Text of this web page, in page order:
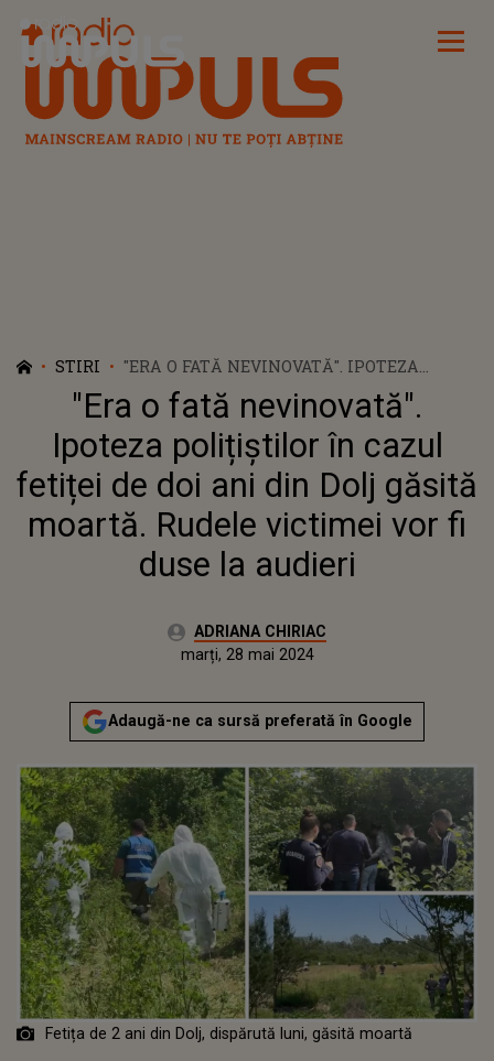
Radio Impuls
STIRI
"ERA O FATĂ NEVINOVATĂ". IPOTEZA
POLIȚIȘTILOR ÎN CAZUL FETIȚEI DE DOI
ANI DIN DOLJ GĂSITĂ MOARTĂ. RUDELE
VICTIMEI VOR FI DUSE LA AUDIERI
"Era o fată nevinovată".
Ipoteza polițiștilor în cazul
fetiței de doi ani din Dolj găsită
moartă. Rudele victimei vor fi
duse la audieri
Autor:ADRIANA CHIRIAC
Actualizat:
marți, 28 mai 2024
Adaugă-ne ca sursă preferată în Google
Fetița de 2 ani din Dolj, dispărută luni, găsită moartă